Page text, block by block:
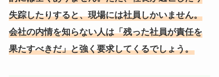
失踪したりすると、現場には社員しかいません。
会社の内情を知らない人は「残った社員が責任を
果たすべきだ」と強く要求してくるでしょう。